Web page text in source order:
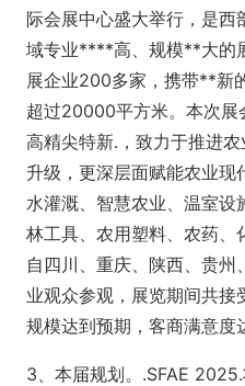
际会展中心盛大举行，是西
域专业****高、规模**大的
展企业200多家，携带**新
超过20000平方米。本次展
高精尖特新.，致力于推进
升级，更深层面赋能农业
水灌溉、智慧农业、温室设
林工具、农用塑料、农药、
自四川、重庆、陕西、贵
业观众参观，展览期间共
规模达到预期，客商满意度
3、本届规划。.SFAE